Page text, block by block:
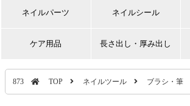
ネイルパーツ ネイルシール
ケア用品 長さ出し・厚み出し
873 TOP ネイルツール ブラシ・筆